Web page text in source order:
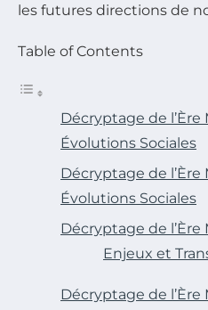
les futures directions de
Table of Contents
Décryptage de
Évolutions Sociales
Décryptage de
Évolutions Sociales
Décryptage de l’Ère
Enjeux et
Décryptage de